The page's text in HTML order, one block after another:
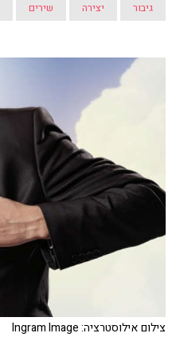
גיבור יצירה שירים
צילום אילוסטרציה: Ingram Image